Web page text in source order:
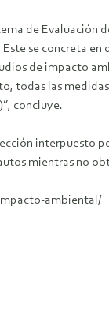
de Evaluación
se concreta en
de impacto
todas las
concluye.
interpuesto
mientras no
ambiental/